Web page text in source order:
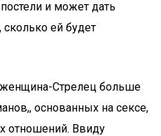
и может дать
ей будет
Стрелец больше
основанных на сексе,
отношений. Ввиду